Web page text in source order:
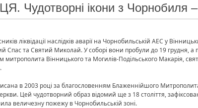
Чудотворні ікони з Чорнобиля
ліквідації наслідків аварії на Чорнобильській АЕС у
Спас та Святий Миколай. У соборі вони пробули до 19 грудня, а
митрополита Вінницького та Могилів-Подільського Макарія,
в 2003 році за благословенням Блаженнійшого
Цей чудотворний образ відомий ще з 18 століття,
величезну пожежу в Чорнобильській зоні.